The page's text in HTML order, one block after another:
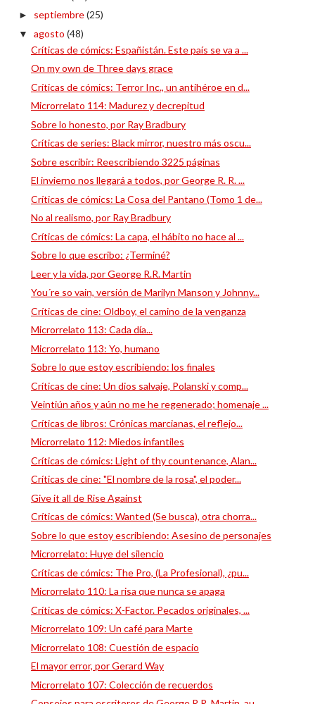
► septiembre(25)
▼ agosto (48)
Críticas de cómics: Españistán. Este país se va a ...
On my own de Three days grace
Críticas de cómics: Terror Inc., un antihéroe en d...
Microrrelato 114: Madurez y decrepitud
Sobre lo honesto, por Ray Bradbury
Críticas de series: Black mirror, nuestro más oscu...
Sobre escribir: Reescribiendo 3225 páginas
El invierno nos llegará a todos, por George R. R. ...
Críticas de cómics: La Cosa del Pantano (Tomo 1 de...
No al realismo, por Ray Bradbury
Críticas de cómics: La capa, el hábito no hace al ...
Sobre lo que escribo: ¿Terminé?
Leer y la vida, por George R.R. Martin
You´re so vain, versión de Marilyn Manson y Johnny...
Críticas de cine: Oldboy, el camino de la venganza
Microrrelato 113: Cada día...
Microrrelato 113: Yo, humano
Sobre lo que estoy escribiendo: los finales
Críticas de cine: Un dios salvaje, Polanski y comp...
Veintiún años y aún no me he regenerado; homenaje ...
Críticas de libros: Crónicas marcianas, el reflejo...
Microrrelato 112: Miedos infantiles
Críticas de cómics: Light of thy countenance, Alan...
Críticas de cine: "El nombre de la rosa", el poder...
Give it all de Rise Against
Críticas de cómics: Wanted (Se busca), otra chorra...
Sobre lo que estoy escribiendo: Asesino de personajes
Microrrelato: Huye del silencio
Críticas de cómics: The Pro, (La Profesional), ¿pu...
Microrrelato 110: La risa que nunca se apaga
Críticas de cómics: X-Factor. Pecados originales, ...
Microrrelato 109: Un café para Marte
Microrrelato 108: Cuestión de espacio
El mayor error, por Gerard Way
Microrrelato 107: Colección de recuerdos